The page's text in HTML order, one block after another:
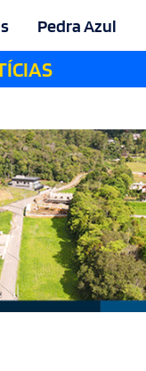
Pedra Azul